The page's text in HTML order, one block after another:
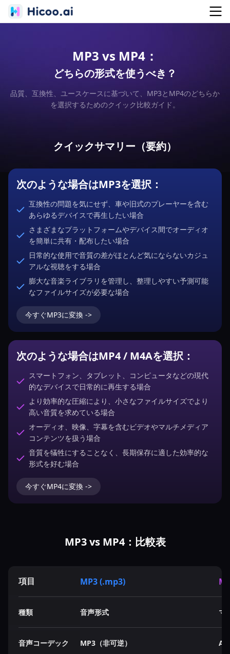
MP3 vs MP4：
どちらの形式を使うべき？
品質、互換性、ユースケースに基づいて、MP3とMP4のどちらか
を選択するためのクイック比較ガイド。
クイックサマリー（要約）
次のような場合はMP3を選択：
互換性の問題を気にせず、車や旧式のプレーヤーを含む
あらゆるデバイスで再生したい場合
さまざまなプラットフォームやデバイス間でオーディオ
を簡単に共有・配布したい場合
日常的な使用で音質の差がほとんど気にならないカジュ
アルな視聴をする場合
膨大な音楽ライブラリを管理し、整理しやすい予測可能
なファイルサイズが必要な場合
今すぐMP3に変換 ->
次のような場合はMP4 / M4Aを選択：
スマートフォン、タブレット、コンピュータなどの現代
的なデバイスで日常的に再生する場合
より効率的な圧縮により、小さなファイルサイズでより
高い音質を求めている場合
オーディオ、映像、字幕を含むビデオやマルチメディア
コンテンツを扱う場合
音質を犠牲にすることなく、長期保存に適した効率的な
形式を好む場合
今すぐMP4に変換 ->
MP3 vs MP4：比較表
項目 MP3 (.mp3)
種類 音声形式 マ
音声コーデック MP3（非可逆）